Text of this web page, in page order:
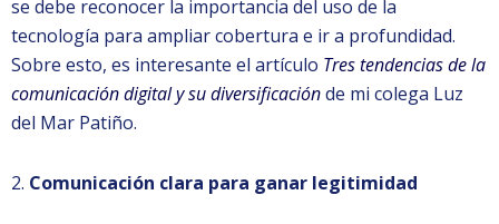
se debe reconocer la importancia del uso de la
tecnología para ampliar cobertura e ir a profundidad.
Sobre esto, es interesante el artículo Tres tendencias de la
comunicación digital y su diversificaciónde mi colega Luz
del Mar Patiño.
2. Comunicación clara para ganar legitimidad